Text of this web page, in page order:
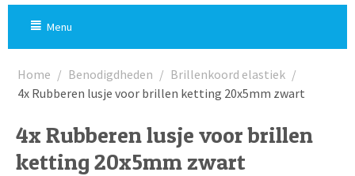
Menu
Home / Benodigdheden / Brillenkoord elastiek /
4x Rubberen lusje voor brillen ketting 20x5mm zwart
4x Rubberen lusje voor brillen
ketting 20x5mm zwart